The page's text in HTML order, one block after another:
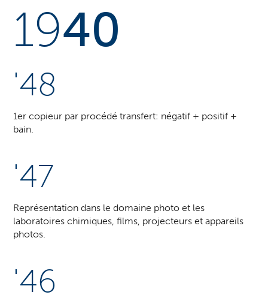
1940
'48
1er copieur par procédé transfert: négatif + positif +
bain.
'47
Représentation dans le domaine photo et les
laboratoires chimiques, films, projecteurs et appareils
photos.
'46